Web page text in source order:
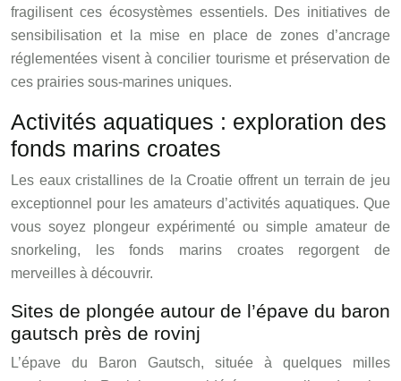
fragilisent ces écosystèmes essentiels. Des initiatives de
sensibilisation et la mise en place de zones d’ancrage
réglementées visent à concilier tourisme et préservation de
ces prairies sous-marines uniques.
Activités aquatiques : exploration des
fonds marins croates
Les eaux cristallines de la Croatie offrent un terrain de jeu
exceptionnel pour les amateurs d’activités aquatiques. Que
vous soyez plongeur expérimenté ou simple amateur de
snorkeling, les fonds marins croates regorgent de
merveilles à découvrir.
Sites de plongée autour de l’épave du baron
gautsch près de rovinj
L’épave du Baron Gautsch, située à quelques milles